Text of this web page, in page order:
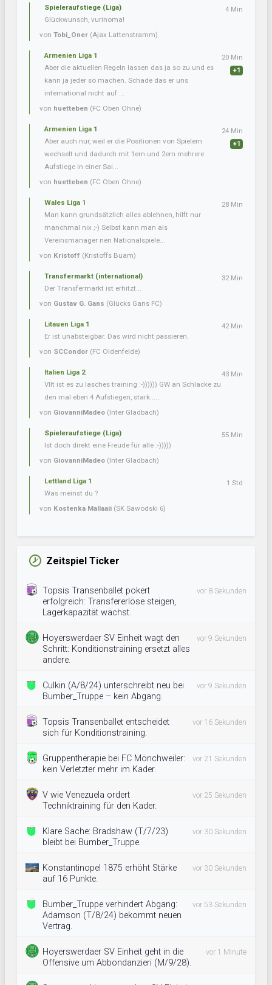
Spieleraufstiege (Liga)
Glückwunsch, vurinoma!
von Tobi_Oner (Ajax Lattenstramm)
4 Min
Armenien Liga 1
Aber die aktuellen Regeln lassen das ja so zu und es
kann ja jeder so machen. Schade das er uns
international nicht auf ...
von huetteben (FC Oben Ohne)
20 Min
+1
Armenien Liga 1
Aber auch nur, weil er die Positionen von Spielern
wechselt und dadurch mit 1ern und 2ern mehrere
Aufstiege in einer Sai...
von huetteben (FC Oben Ohne)
24 Min
+1
Wales Liga 1
Man kann grundsätzlich alles ablehnen, hilft nur
manchmal nix ;-) Selbst kann man als
Vereinsmanager nen Nationalspiele...
von Kristoff (Kristoffs Buam)
28 Min
Transfermarkt (international)
Der Transfermarkt ist erhitzt...
von Gustav G. Gans (Glücks Gans FC)
32 Min
Litauen Liga 1
Er ist unabsteigbar. Das wird nicht passieren.
von SCCondor (FC Oldenfelde)
42 Min
Italien Liga 2
Vllt ist es zu lasches training :-)))))) GW an Schlacke zu
den mal eben 4 Aufstiegen, stark......
von GiovanniMadeo (Inter Gladbach)
43 Min
Spieleraufstiege (Liga)
Ist doch direkt eine Freude für alle :-)))))
von GiovanniMadeo (Inter Gladbach)
55 Min
Lettland Liga 1
Was meinst du ?
von Kostenka Mallaaii (SK Sawodski 6)
1 Std
Zeitspiel Ticker
Topsis Transenballet pokert
erfolgreich: Transfererlöse steigen,
Lagerkapazität wächst.
vor 8 Sekunden
Hoyerswerdaer SV Einheit wagt den
Schritt: Konditionstraining ersetzt alles
andere.
vor 9 Sekunden
Culkin (A/8/24) unterschreibt neu bei
Bumber_Truppe – kein Abgang.
vor 9 Sekunden
Topsis Transenballet entscheidet
sich für Konditionstraining.
vor 16 Sekunden
Gruppentherapie bei FC Mönchweiler:
kein Verletzter mehr im Kader.
vor 21 Sekunden
V wie Venezuela ordert
Techniktraining für den Kader.
vor 25 Sekunden
Klare Sache: Bradshaw (T/7/23)
bleibt bei Bumber_Truppe.
vor 30 Sekunden
Konstantinopel 1875 erhöht Stärke
auf 16 Punkte.
vor 30 Sekunden
Bumber_Truppe verhindert Abgang:
Adamson (T/8/24) bekommt neuen
Vertrag.
vor 53 Sekunden
Hoyerswerdaer SV Einheit geht in die
Offensive um Abbondanzieri (M/9/28).
vor 1 Minute